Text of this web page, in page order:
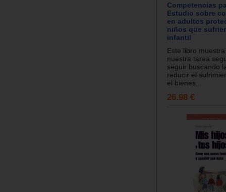
Competencias
Estudio sobre
en adultos
niños que
infantil
Este libro
nuestra tarea
seguir buscando
reducir el
el bienes...
26.98 €